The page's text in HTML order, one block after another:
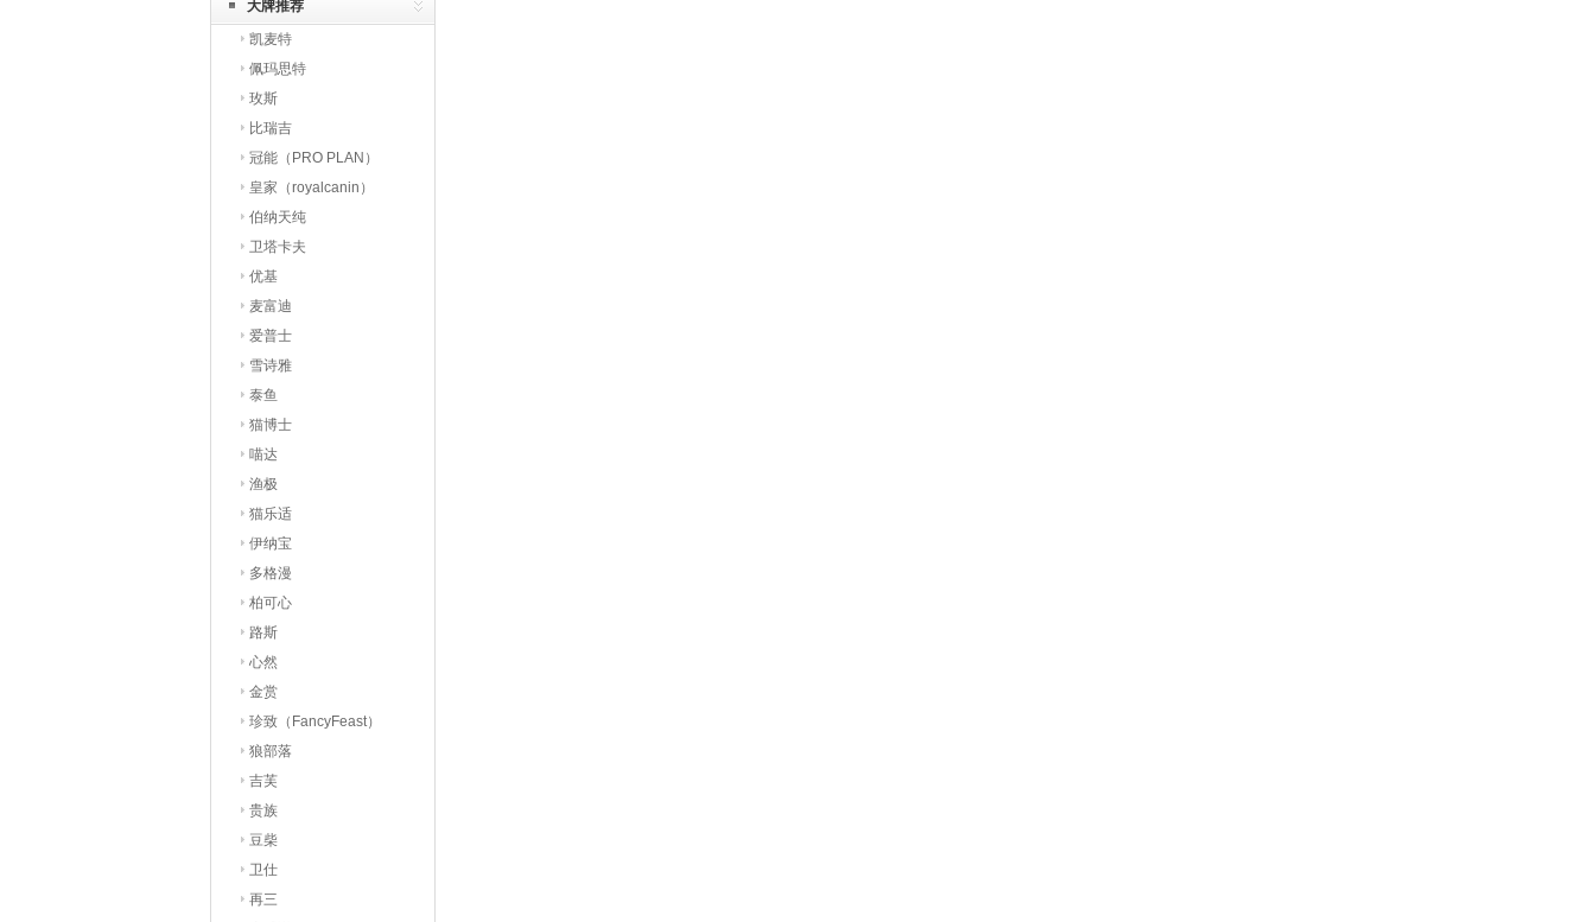
大牌推荐
凯麦特
佩玛思特
玫斯
比瑞吉
冠能（PRO PLAN）
皇家（royalcanin）
伯纳天纯
卫塔卡夫
优基
麦富迪
爱普士
雪诗雅
泰鱼
猫博士
喵达
渔极
猫乐适
伊纳宝
多格漫
柏可心
路斯
心然
金赏
珍致（FancyFeast）
狼部落
吉芙
贵族
豆柴
卫仕
再三